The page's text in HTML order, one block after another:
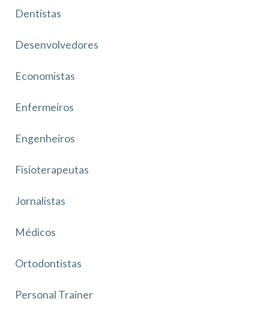
Dentistas
Desenvolvedores
Economistas
Enfermeiros
Engenheiros
Fisioterapeutas
Jornalistas
Médicos
Ortodontistas
Personal Trainer